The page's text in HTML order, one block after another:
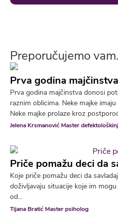
Preporučujemo
Prva godina
Prva godina majčinstva donosi
raznim oblicima. Neke majke
Neke majke prolaze kroz
Jelena Krsmanović Master
Priče pomažu deci da
Koje priče pomažu deci da
doživljavaju situacije koje im
od...
Tijana Bratić Master psiholog